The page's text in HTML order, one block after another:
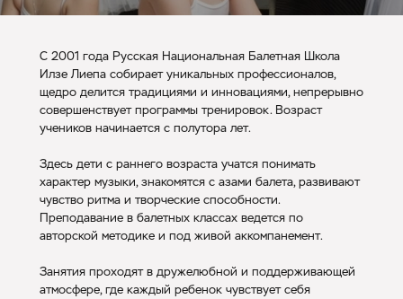
С 2001 года Русская Национальная Балетная Школа
Илзе Лиепа собирает уникальных профессионалов,
щедро делится традициями и инновациями, непрерывно
совершенствует программы тренировок. Возраст
учеников начинается с полутора лет.
Здесь дети с раннего возраста учатся понимать
характер музыки, знакомятся с азами балета, развивают
чувство ритма и творческие способности.
Преподавание в балетных классах ведется по
авторской методике и под живой аккомпанемент.
Занятия проходят в дружелюбной и поддерживающей
атмосфере, где каждый ребенок чувствует себя